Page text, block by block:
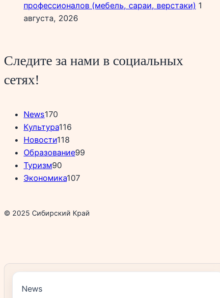
профессионалов (мебель, сараи, верстаки) 1
августа, 2026
Следите за нами в социальных
сетях!
News170
Культура116
Новости118
Образование99
Туризм90
Экономика107
© 2025 Сибирский Край
News